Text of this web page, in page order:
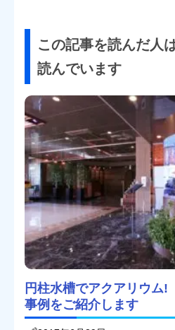
この記事を読んだ人
読んでいます
円柱水槽でアクアリウム
事例をご紹介します